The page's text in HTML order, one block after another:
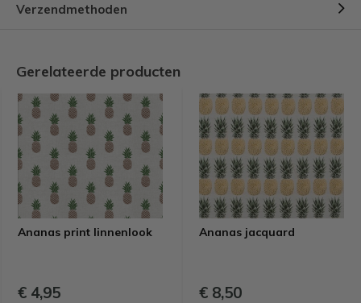
Verzendmethoden
Gerelateerde producten
Ananas print linnenlook
€ 4,95
Ananas jacquard
€ 8,50